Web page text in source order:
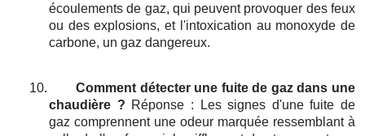
écoulements de gaz, qui peuvent provoquer des feux
ou des explosions, et l'intoxication au monoxyde de
carbone, un gaz dangereux.
10.
Comment détecter une fuite de gaz dans une
chaudière ? Réponse : Les signes d'une fuite de
gaz comprennent une odeur marquée ressemblant à